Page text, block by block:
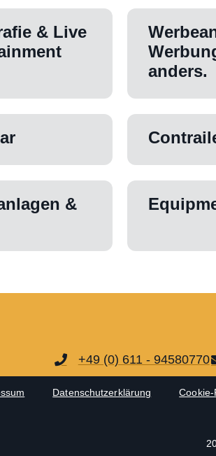
& Live
anders.
&
+49 (0) 611 - 94580770
Datenschutzerklärung Cookie-